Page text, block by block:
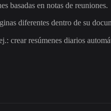
basadas en notas de reuniones.
diferentes dentro de su
crear resúmenes diarios